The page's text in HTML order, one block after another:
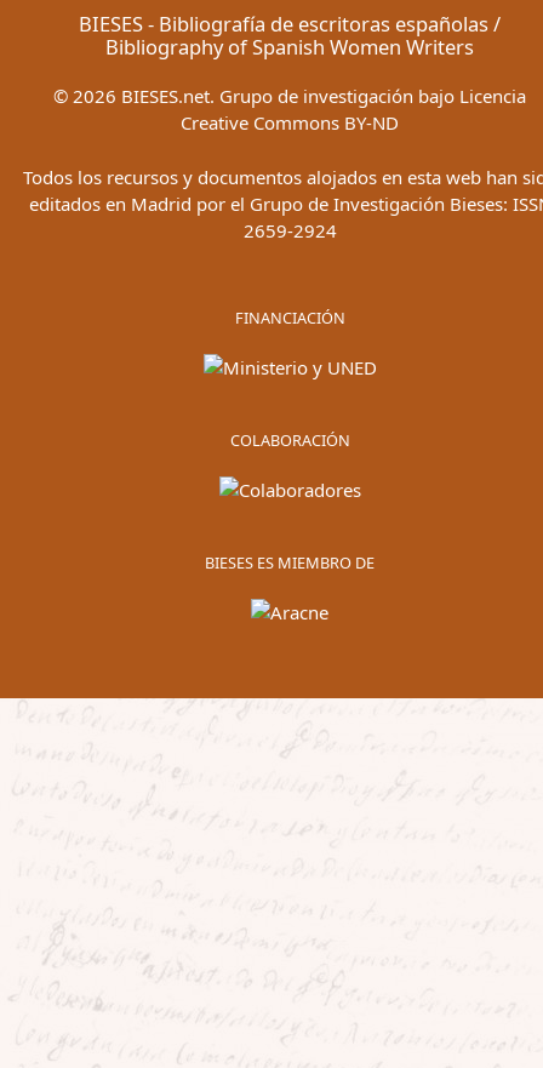
BIESES - Bibliografía de escritoras españolas /
Bibliography of Spanish Women Writers
© 2026 BIESES.net. Grupo de investigación bajo Licencia
Creative Commons BY-ND
Todos los recursos y documentos alojados en esta web han
editados en Madrid por el Grupo de Investigación Bieses:
2659-2924
FINANCIACIÓN
COLABORACIÓN
BIESES ES MIEMBRO DE